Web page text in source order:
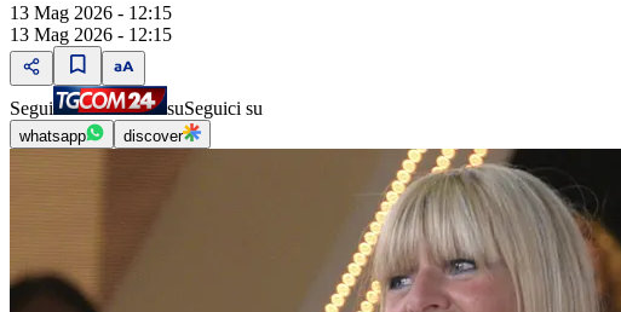
13 Mag 2026 - 12:15
13 Mag 2026 - 12:15
Segui suSeguici su
whatsapp discover